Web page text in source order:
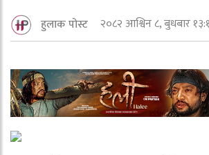
हुलाक पोस्ट २०८२ आश्विन ८, बुधबार